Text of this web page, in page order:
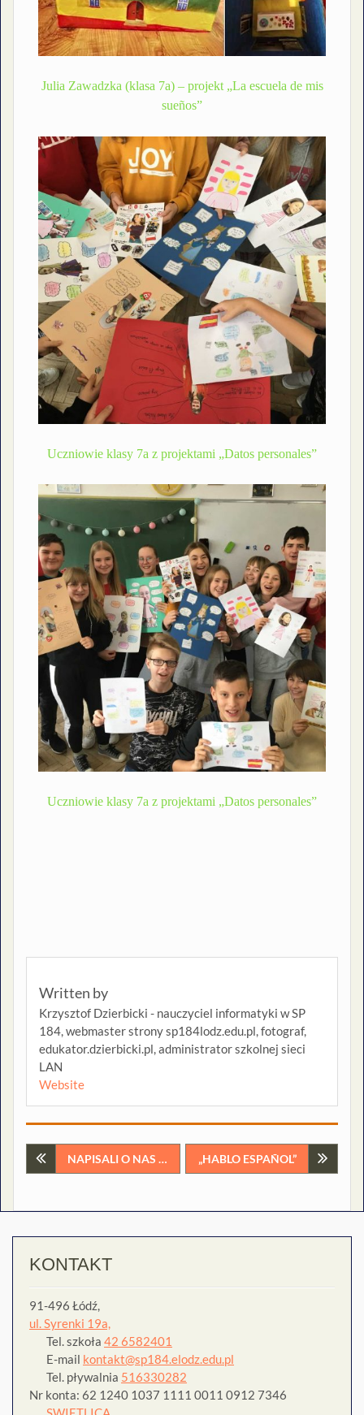
Julia Zawadzka (klasa 7a) – projekt „La escuela de mis
sueños”
Uczniowie klasy 7a z projektami „Datos personales”
Uczniowie klasy 7a z projektami „Datos personales”
Written by
Krzysztof Dzierbicki - nauczyciel informatyki w SP
184, webmaster strony sp184lodz.edu.pl, fotograf,
edukator.dzierbicki.pl, administrator szkolnej sieci
LAN
Website
Nawigacja
NAPISALI O NAS … „HABLO ESPAÑOL”
KONTAKT
91-496 Łódź,
ul. Syrenki 19a,
Tel. szkoła 42 6582401
E-mail kontakt@sp184.elodz.edu.pl
Tel. pływalnia 516330282
Nr konta: 62 1240 1037 1111 0011 0912 7346